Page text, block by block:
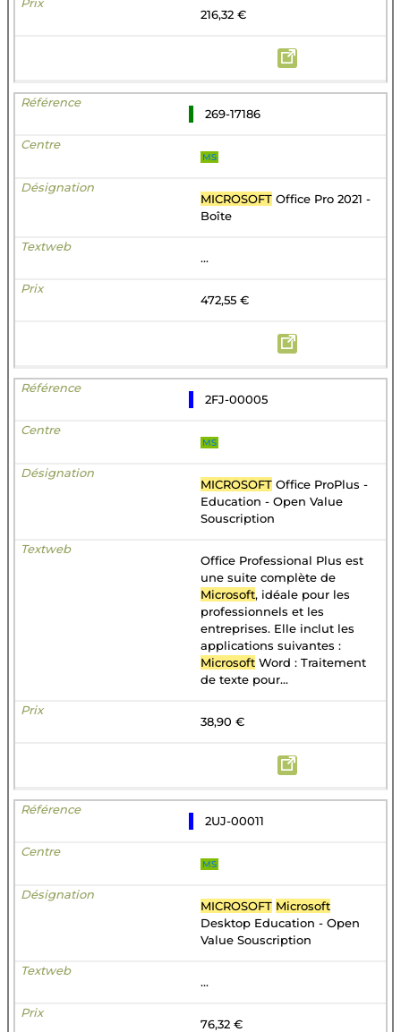
216,32 €
269-17186
MS
MICROSOFT Office Pro 2021 -
Boîte
...
472,55 €
2FJ-00005
MS
MICROSOFT Office ProPlus -
Education - Open Value
Souscription
Office Professional Plus est
une suite complète de
Microsoft, idéale pour les
professionnels et les
entreprises. Elle inclut les
applications suivantes :
Microsoft Word : Traitement
de texte pour...
38,90 €
2UJ-00011
MS
MICROSOFT Microsoft
Desktop Education - Open
Value Souscription
...
76,32 €